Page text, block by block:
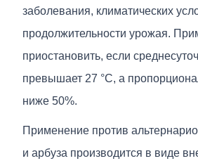
заболевания, климатических
продолжительности урожая.
приостановить, если
превышает 27 °C, а
ниже 50%.
Применение против
и арбуза производится в виде